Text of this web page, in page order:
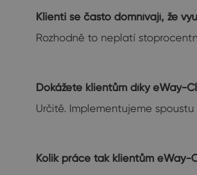
Klienti se často domnívají, že
Rozhodně to neplatí
Dokážete klientům díky eWay-
Určitě. Implementujeme
Kolik práce tak klientům eWay-